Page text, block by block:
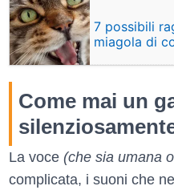
7 possibili
miagola di
Come mai un
La voce (che sia umana
complicata, i suoni che